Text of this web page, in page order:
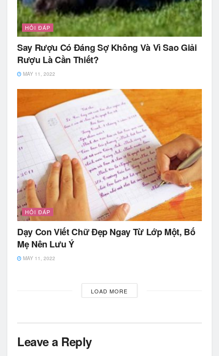
HỎI ĐÁP
Say Rượu Có Đáng Sợ Không Và Vì Sao Giải
Rượu Là Cần Thiết?
MAY 11, 2022
HỎI ĐÁP
Dạy Con Viết Chữ Đẹp Ngay Từ Lớp Một, Bố
Mẹ Nên Lưu Ý
MAY 11, 2022
LOAD MORE
Leave a Reply